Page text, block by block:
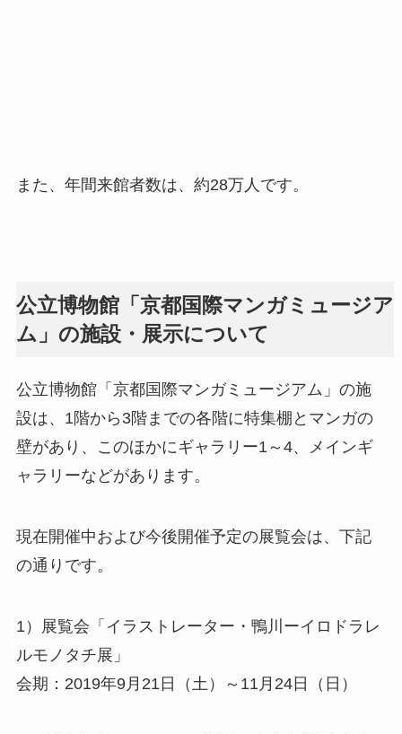
また、年間来館者数は、約28万人です。
公立博物館「京都国際マンガミュージア
ム」の施設・展示について
公立博物館「京都国際マンガミュージアム」の施
設は、1階から3階までの各階に特集棚とマンガの
壁があり、このほかにギャラリー1～4、メインギ
ャラリーなどがあります。
現在開催中および今後開催予定の展覧会は、下記
の通りです。
1）展覧会「イラストレーター・鴨川ーイロドラレ
ルモノタチ展」
会期：2019年9月21日（土）～11月24日（日）